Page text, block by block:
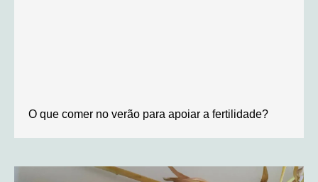
O que comer no verão para apoiar a fertilidade?